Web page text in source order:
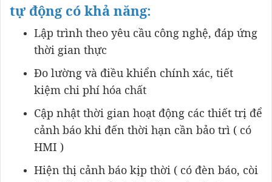
tự động có khả năng:
Lập trình theo yêu cầu công nghệ, đáp ứng
thời gian thực
Đo lường và điều khiển chính xác, tiết
kiệm chi phí hóa chất
Cập nhật thời gian hoạt động các thiết trị để
cảnh báo khi đến thời hạn cần bảo trì ( có
HMI )
Hiện thị cảnh báo kịp thời ( có đèn báo, còi